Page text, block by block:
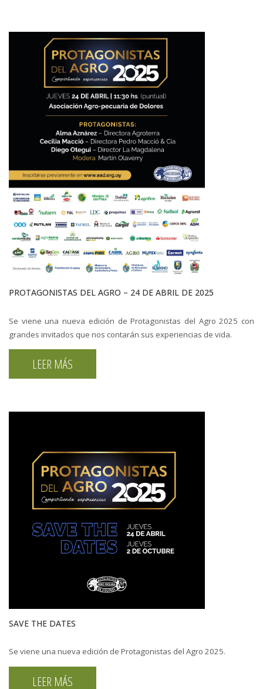
PROTAGONISTAS DEL AGRO – 24 DE ABRIL DE 2025
Se viene una nueva edición de Protagonistas del Agro 2025 con
grandes invitados que nos contarán sus experiencias de vida.
LEER MÁS
SAVE THE DATES
Se viene una nueva edición de Protagonistas del Agro 2025.
LEER MÁS